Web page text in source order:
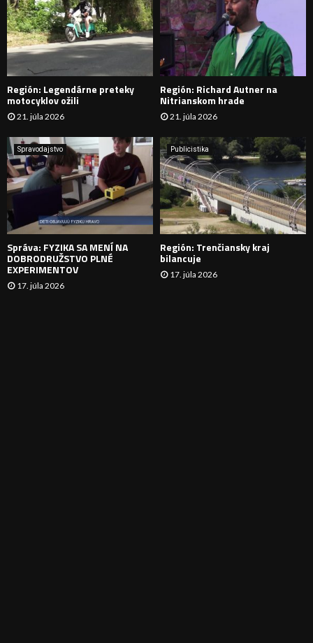
:
D
A
N
I
E
Región: Legendárne preteky
motocyklov ožili
21. júla 2026
Región: Richard Autner na
Nitrianskom hrade
21. júla 2026
Spravodajstvo
Správa: FYZIKA SA MENÍ NA
DOBRODRUŽSTVO PLNÉ
EXPERIMENTOV
17. júla 2026
Publicistika
Región: Trenčiansky kraj
bilancuje
17. júla 2026